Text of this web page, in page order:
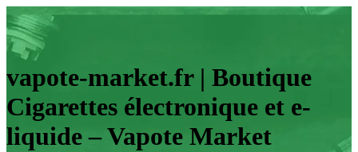
vapote-market.fr | Boutique
Cigarettes électronique et e-
liquide – Vapote Market